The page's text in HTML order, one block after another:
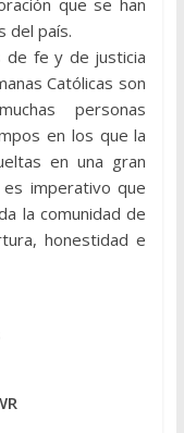
del país.
de fe y de justicia
Católicas son
personas
en los que la
en una gran
es imperativo que
la comunidad de
honestidad e